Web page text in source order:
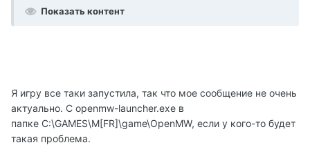
Показать контент
Я игру все таки запустила, так что мое сообщение не очень
актуально. С openmw-launcher.exe в
папке C:\GAMES\M[FR]\game\OpenMW, если у кого-то будет
такая проблема.